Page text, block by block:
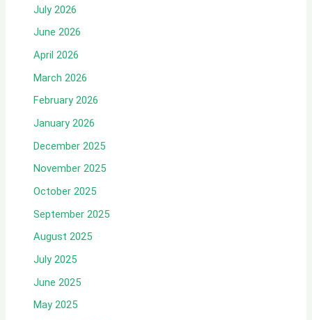
July 2026
June 2026
April 2026
March 2026
February 2026
January 2026
December 2025
November 2025
October 2025
September 2025
August 2025
July 2025
June 2025
May 2025